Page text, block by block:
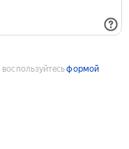
формой